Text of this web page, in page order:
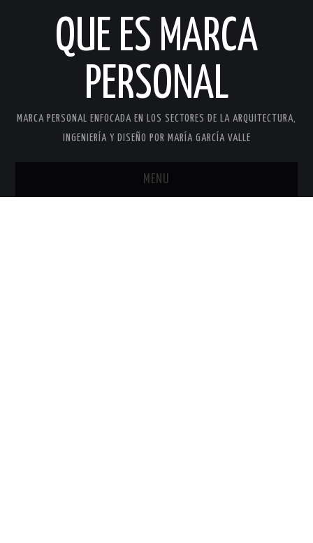
QUE ES MARCA
PERSONAL
MARCA PERSONAL ENFOCADA EN LOS SECTORES DE LA ARQUITECTURA,
INGENIERÍA Y DISEÑO POR MARÍA GARCÍA VALLE
MENU